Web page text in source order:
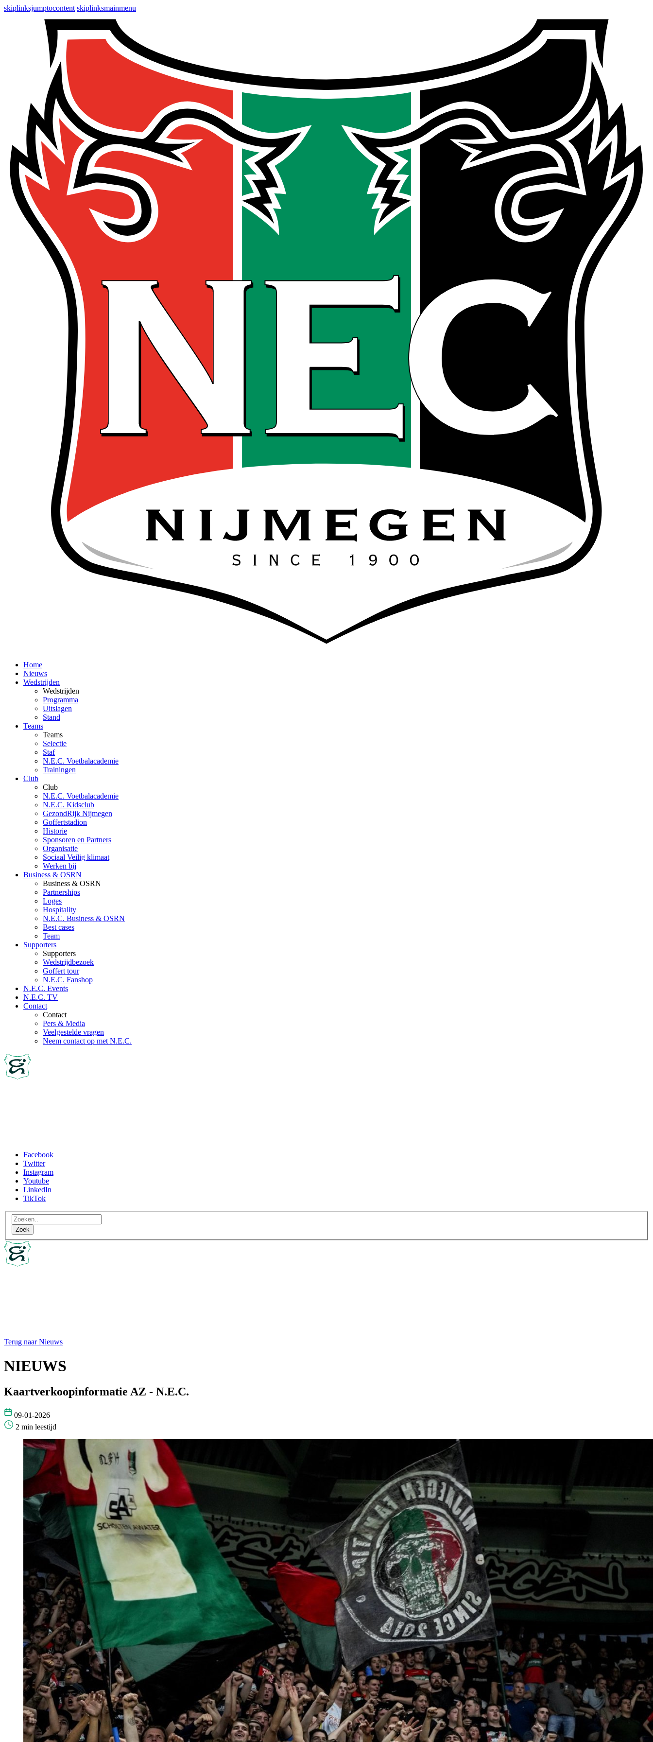
skiplinksjumptocontent skiplinksmainmenu
Home
Nieuws
Wedstrijden
Wedstrijden
Programma
Uitslagen
Stand
Teams
Teams
Selectie
Staf
N.E.C. Voetbalacademie
Trainingen
Club
Club
N.E.C. Voetbalacademie
N.E.C. Kidsclub
GezondRijk Nijmegen
Goffertstadion
Historie
Sponsoren en Partners
Organisatie
Sociaal Veilig klimaat
Werken bij
Business & OSRN
Business & OSRN
Partnerships
Loges
Hospitality
N.E.C. Business & OSRN
Best cases
Team
Supporters
Supporters
Wedstrijdbezoek
Goffert tour
N.E.C. Fanshop
N.E.C. Events
N.E.C. TV
Contact
Contact
Pers & Media
Veelgestelde vragen
Neem contact op met N.E.C.
Facebook
Twitter
Instagram
Youtube
LinkedIn
TikTok
Terug naar Nieuws
NIEUWS
Kaartverkoopinformatie AZ - N.E.C.
09-01-2026
2 min leestijd